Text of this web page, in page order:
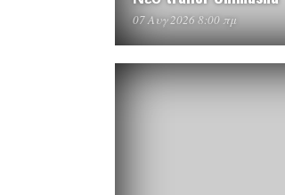
07 Αυγ 2026 8:00 πμ